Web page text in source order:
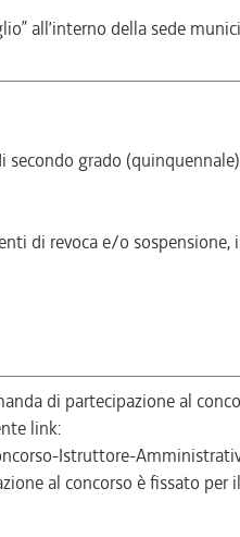
all’interno della sede
grado
di revoca e/o sospensione,
di partecipazione al
link:
Istruttore-
al concorso è fissato per